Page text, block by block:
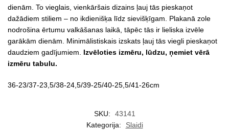
dienām. To vieglais, vienkāršais dizains ļauj tās pieskaņot
dažādiem stiliem – no ikdienišķa līdz sievišķīgam. Plakanā zole
nodrošina ērtumu valkāšanas laikā, tāpēc tās ir lieliska izvēle
garākām dienām. Minimālistiskais izskats ļauj tās viegli pieskaņot
daudziem gadījumiem. Izvēloties izmēru, lūdzu, ņemiet vērā
izmēru tabulu.
36-23/37-23,5/38-24,5/39-25/40-25,5/41-26cm
SKU:
43141
Kategorija:
Slaidi